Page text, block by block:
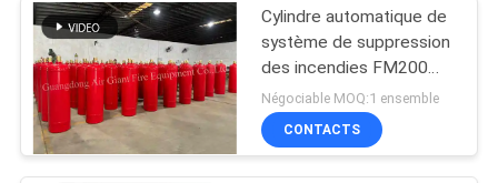
PROPOS
DE
NOUS
Système de
suppression des
incendies de Novec
1230
Cylindre automatique de
système de suppression
des incendies FM200
sans résidu pour la pièce
d'UPS
Négociable MOQ:1 ensemble
CONTACTS